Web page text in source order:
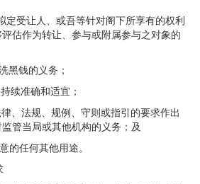
定受让人、或吾等针对阁下所享有的权利
估作为转让、参与或附属参与之对象的
黑钱的义务；
续准确和适宜；
、法规、规例、守则或指引的要求作出
管当局或其他机构的义务；及
的任何其他用途。